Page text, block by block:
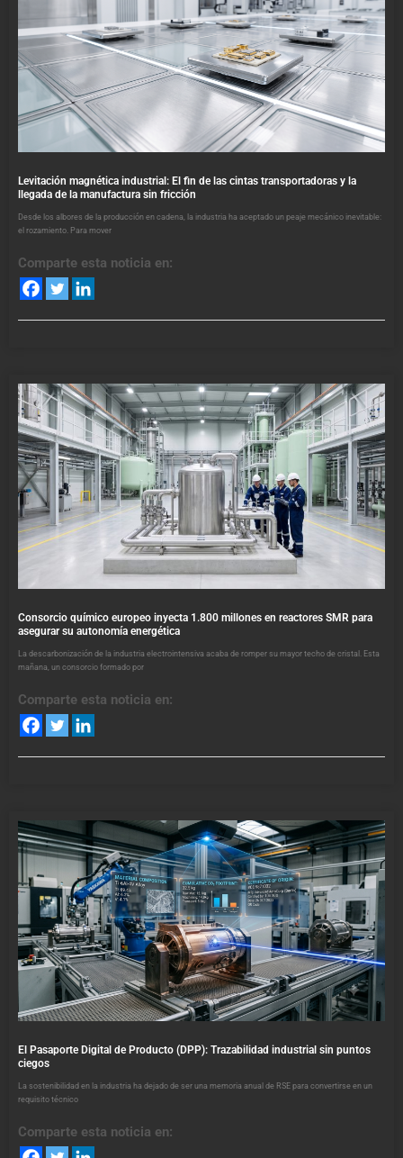
Levitación magnética industrial: El fin de las cintas transportadoras y la
llegada de la manufactura sin fricción
Desde los albores de la producción en cadena, la industria ha aceptado un peaje mecánico inevitable:
el rozamiento. Para mover
Comparte esta noticia en:
Consorcio químico europeo inyecta 1.800 millones en reactores SMR para
asegurar su autonomía energética
La descarbonización de la industria electrointensiva acaba de romper su mayor techo de cristal. Esta
mañana, un consorcio formado por
Comparte esta noticia en:
El Pasaporte Digital de Producto (DPP): Trazabilidad industrial sin puntos
ciegos
La sostenibilidad en la industria ha dejado de ser una memoria anual de RSE para convertirse en un
requisito técnico
Comparte esta noticia en: